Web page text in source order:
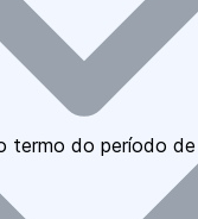
termo do período de